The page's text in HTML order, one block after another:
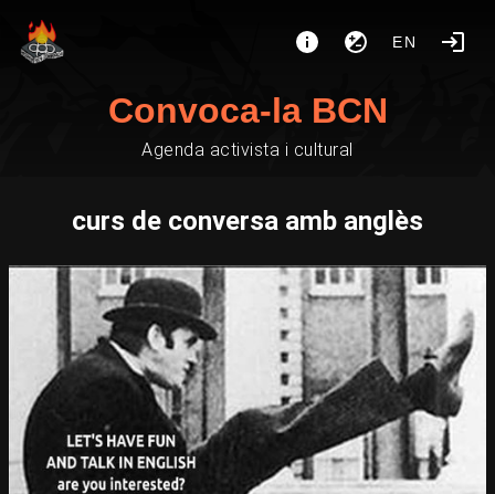
EN
Convoca-la BCN
Agenda activista i cultural
curs de conversa amb anglès